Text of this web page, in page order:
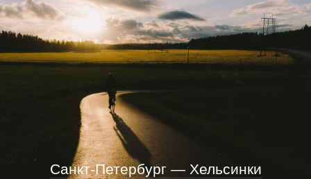
Санкт-Петербург — Хельсинки